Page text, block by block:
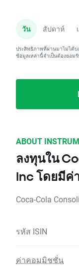
วัน สัปดาห์
ประสิทธิภาพที่ผ่านมาไม่ได้
ข้อมูลเหล่านี้จำเป็นต้องยอม
ABOUT
ลงทุนใน
Inc โดยมีค่
Coca-Cola
รหัส ISIN
ค่าคอมมิชชั่น